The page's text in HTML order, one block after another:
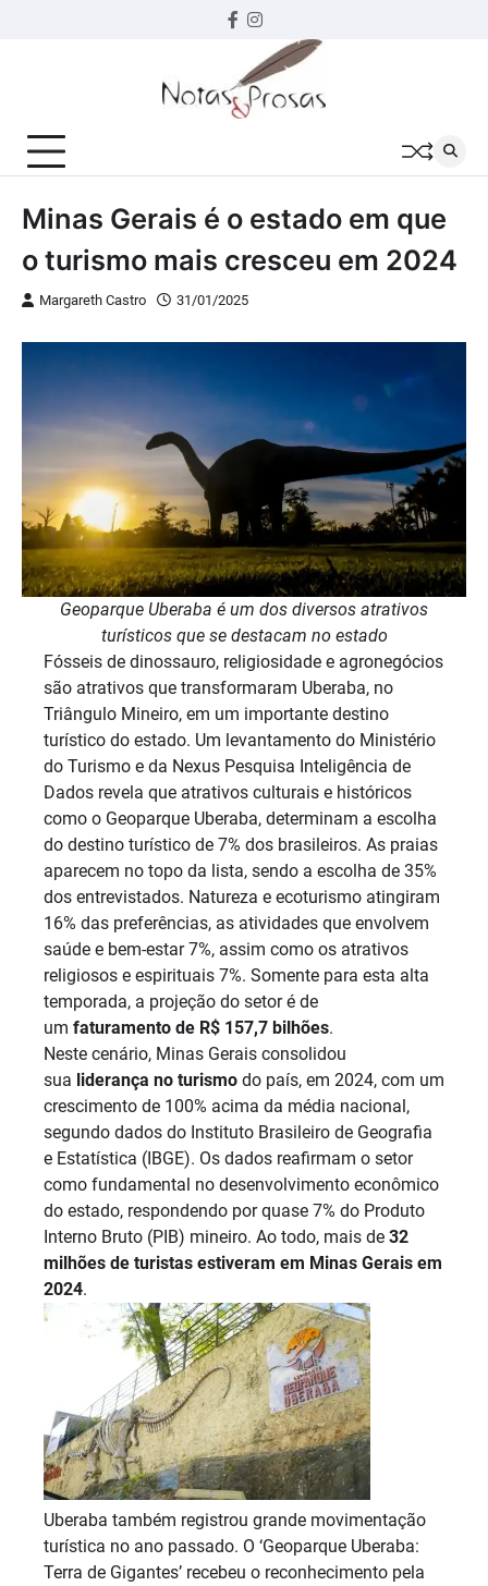
Facebook
instagram
Minas Gerais é o estado em que
o turismo mais cresceu em 2024
Margareth Castro 31/01/2025
Geoparque Uberaba é um dos diversos atrativos
turísticos que se destacam no estado
Fósseis de dinossauro, religiosidade e agronegócios
são atrativos que transformaram Uberaba, no
Triângulo Mineiro, em um importante destino
turístico do estado. Um levantamento do Ministério
do Turismo e da Nexus Pesquisa Inteligência de
Dados revela que atrativos culturais e históricos
como o Geoparque Uberaba, determinam a escolha
do destino turístico de 7% dos brasileiros. As praias
aparecem no topo da lista, sendo a escolha de 35%
dos entrevistados. Natureza e ecoturismo atingiram
16% das preferências, as atividades que envolvem
saúde e bem-estar 7%, assim como os atrativos
religiosos e espirituais 7%. Somente para esta alta
temporada, a projeção do setor é de
um faturamento de R$ 157,7 bilhões.
Neste cenário, Minas Gerais consolidou
sua liderança no turismo do país, em 2024, com um
crescimento de 100% acima da média nacional,
segundo dados do Instituto Brasileiro de Geografia
e Estatística (IBGE). Os dados reafirmam o setor
como fundamental no desenvolvimento econômico
do estado, respondendo por quase 7% do Produto
Interno Bruto (PIB) mineiro. Ao todo, mais de 32
milhões de turistas estiveram em Minas Gerais em
2024.
Uberaba também registrou grande movimentação
turística no ano passado. O ‘Geoparque Uberaba:
Terra de Gigantes’ recebeu o reconhecimento pela